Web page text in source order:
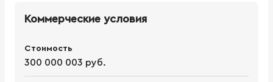
Коммерческие условия
Стоимость
300 000 003 руб.